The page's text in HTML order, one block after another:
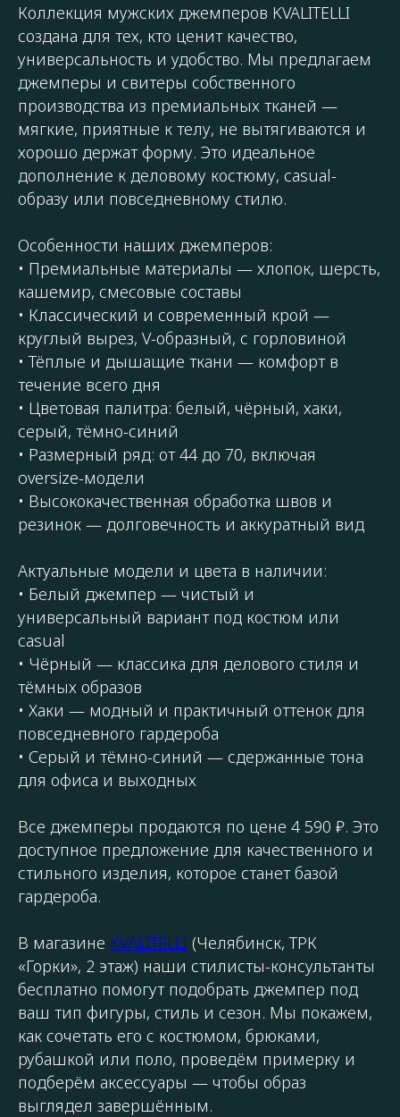
Коллекция мужских джемперов KVALITELLI
создана для тех, кто ценит качество,
универсальность и удобство. Мы предлагаем
джемперы и свитеры собственного
производства из премиальных тканей —
мягкие, приятные к телу, не вытягиваются и
хорошо держат форму. Это идеальное
дополнение к деловому костюму, casual-
образу или повседневному стилю.
Особенности наших джемперов:
• Премиальные материалы — хлопок, шерсть,
кашемир, смесовые составы
• Классический и современный крой —
круглый вырез, V-образный, с горловиной
• Тёплые и дышащие ткани — комфорт в
течение всего дня
• Цветовая палитра: белый, чёрный, хаки,
серый, тёмно-синий
• Размерный ряд: от 44 до 70, включая
oversize-модели
• Высококачественная обработка швов и
резинок — долговечность и аккуратный вид
Актуальные модели и цвета в наличии:
• Белый джемпер — чистый и
универсальный вариант под костюм или
casual
• Чёрный — классика для делового стиля и
тёмных образов
• Хаки — модный и практичный оттенок для
повседневного гардероба
• Серый и тёмно-синий — сдержанные тона
для офиса и выходных
Все джемперы продаются по цене 4 590 ₽. Это
доступное предложение для качественного и
стильного изделия, которое станет базой
гардероба.
В магазине KVALITELLI (Челябинск, ТРК
«Горки», 2 этаж) наши стилисты-консультанты
бесплатно помогут подобрать джемпер под
ваш тип фигуры, стиль и сезон. Мы покажем,
как сочетать его с костюмом, брюками,
рубашкой или поло, проведём примерку и
подберём аксессуары — чтобы образ
выглядел завершённым.